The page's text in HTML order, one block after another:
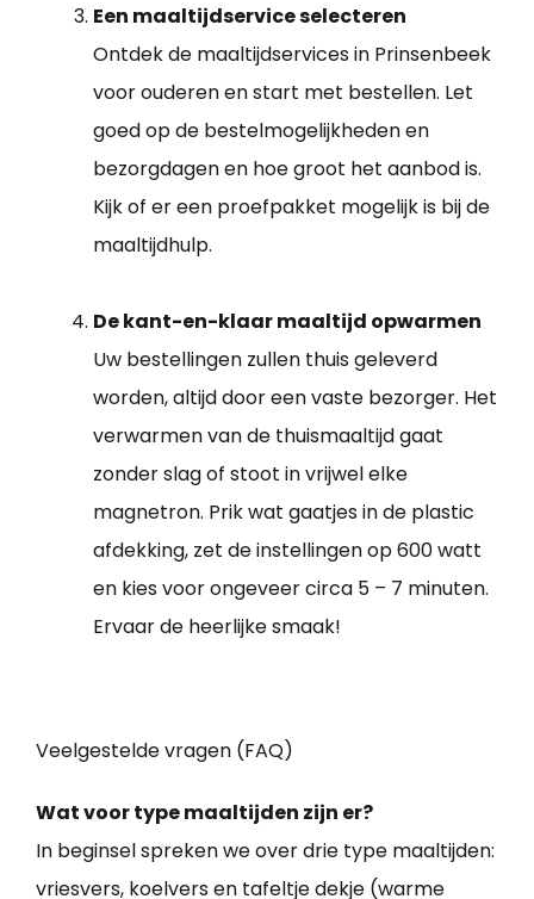
Een maaltijdservice selecteren
Ontdek de maaltijdservices in Prinsenbeek
voor ouderen en start met bestellen. Let
goed op de bestelmogelijkheden en
bezorgdagen en hoe groot het aanbod is.
Kijk of er een proefpakket mogelijk is bij de
maaltijdhulp.
De kant-en-klaar maaltijd opwarmen
Uw bestellingen zullen thuis geleverd
worden, altijd door een vaste bezorger. Het
verwarmen van de thuismaaltijd gaat
zonder slag of stoot in vrijwel elke
magnetron. Prik wat gaatjes in de plastic
afdekking, zet de instellingen op 600 watt
en kies voor ongeveer circa 5 – 7 minuten.
Ervaar de heerlijke smaak!
Veelgestelde vragen (FAQ)
Wat voor type maaltijden zijn er?
In beginsel spreken we over drie type maaltijden:
vriesvers, koelvers en tafeltje dekje (warme